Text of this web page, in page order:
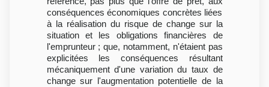
conséquences économiques concrètes liées
à la réalisation du risque de change sur la
situation et les obligations financières de
l'emprunteur ; que, notamment, n'étaient pas
explicitées les conséquences résultant
mécaniquement d'une variation du taux de
change sur l'augmentation potentielle de la